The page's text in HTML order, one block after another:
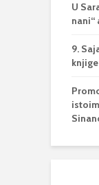
U
nani“
9.